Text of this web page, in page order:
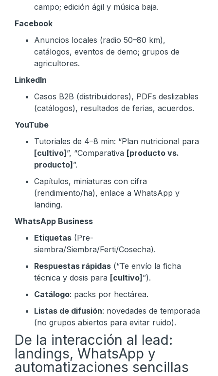
campo; edición ágil y música baja.
Facebook
Anuncios locales (radio 50–80 km),
catálogos, eventos de demo; grupos de
agricultores.
LinkedIn
Casos B2B (distribuidores), PDFs deslizables
(catálogos), resultados de ferias, acuerdos.
YouTube
Tutoriales de 4–8 min: “Plan nutricional para
[cultivo]”, “Comparativa [producto vs.
producto]”.
Capítulos, miniaturas con cifra
(rendimiento/ha), enlace a WhatsApp y
landing.
WhatsApp Business
Etiquetas (Pre-
siembra/Siembra/Ferti/Cosecha).
Respuestas rápidas (“Te envío la ficha
técnica y dosis para [cultivo]”).
Catálogo: packs por hectárea.
Listas de difusión: novedades de temporada
(no grupos abiertos para evitar ruido).
De la interacción al lead:
landings, WhatsApp y
automatizaciones sencillas